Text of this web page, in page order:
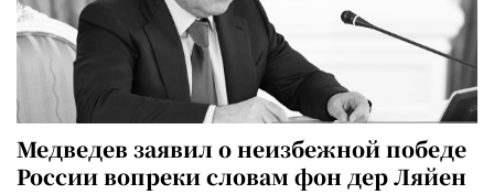
Медведев заявил о неизбежной победе
России вопреки словам фон дер Ляйен